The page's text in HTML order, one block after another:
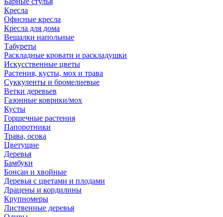
Кресла
Офисные кресла
Кресла для дома
Вешалки напольные
Табуреты
Раскладные кровати и раскладушки
Искусственные цветы
Растения, кусты, мох и трава
Суккуленты и бромелиевые
Ветки деревьев
Газонные коврики/мох
Кусты
Горшечные растения
Папоротники
Трава, осока
Цветущие
Деревья
Бамбуки
Бонсаи и хвойные
Деревья с цветами и плодами
Драцены и кордилины
Крупномеры
Лиственные деревья